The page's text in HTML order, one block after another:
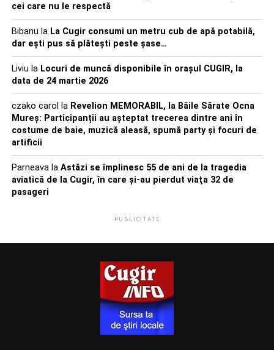
cei care nu le respectă
Bibanu la La Cugir consumi un metru cub de apă potabilă,
dar ești pus să plătești peste șase…
Liviu la Locuri de muncă disponibile în orașul CUGIR, la
data de 24 martie 2026
czako carol la Revelion MEMORABIL, la Băile Sărate Ocna
Mureș: Participanții au așteptat trecerea dintre ani în
costume de baie, muzică aleasă, spumă party și focuri de
artificii
Parneavala Astăzi se împlinesc 55 de ani de la tragedia
aviatică de la Cugir, în care şi-au pierdut viaţa 32 de
pasageri
PUBLICITATE